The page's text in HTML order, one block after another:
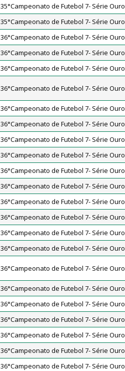
35°Campeonato de Futebol 7- Série Ouro
35°Campeonato de Futebol 7- Série Ouro
36°Campeonato de Futebol 7- Série Ouro
36°Campeonato de Futebol 7- Série Ouro
36°Campeonato de Futebol 7- Série Ouro
36°Campeonato de Futebol 7- Série Ouro
36°Campeonato de Futebol 7- Série Ouro
36°Campeonato de Futebol 7- Série Ouro
36°Campeonato de Futebol 7- Série Ouro
36°Campeonato de Futebol 7- Série Ouro
36°Campeonato de Futebol 7- Série Ouro
36°Campeonato de Futebol 7- Série Ouro
36°Campeonato de Futebol 7- Série Ouro
36°Campeonato de Futebol 7- Série Ouro
36°Campeonato de Futebol 7- Série Ouro
36°Campeonato de Futebol 7- Série Ouro
36°Campeonato de Futebol 7- Série Ouro
36°Campeonato de Futebol 7- Série Ouro
36°Campeonato de Futebol 7- Série Ouro
36°Campeonato de Futebol 7- Série Ouro
36°Campeonato de Futebol 7- Série Ouro
36°Campeonato de Futebol 7- Série Ouro
36°Campeonato de Futebol 7- Série Ouro